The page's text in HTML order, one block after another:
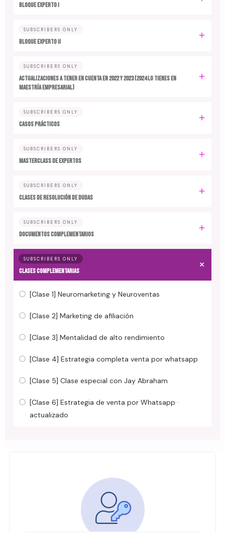
BLOQUE EXPERTO I
SUBSCRIBERS ONLY
BLOQUE EXPERTO II
SUBSCRIBERS ONLY
ACTUALIZACIONES A TENER EN CUENTA EN 2022 y 2023 (2024 LO TIENES EN
MAESTRÍA EMPRESARIAL)
SUBSCRIBERS ONLY
CASOS PRÁCTICOS
SUBSCRIBERS ONLY
MASTERCLASS DE EXPERTOS
SUBSCRIBERS ONLY
CLASES DE RESOLUCIÓN DE DUDAS
SUBSCRIBERS ONLY
DOCUMENTOS COMPLEMENTARIOS
SUBSCRIBERS ONLY
CLASES COMPLEMENTARIAS
[Clase 1] Neuromarketing y Neuroventas
[Clase 2] Marketing de afiliación
[Clase 3] Mentalidad de alto rendimiento
[Clase 4] Estrategia completa venta por whatsapp
[Clase 5] Clase especial con Jay Abraham
[Clase 6] Estrategia de venta por Whatsapp ·
actualizado